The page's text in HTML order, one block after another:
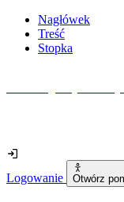
Nagłówek
Treść
Stopka
Logowanie Otwórz